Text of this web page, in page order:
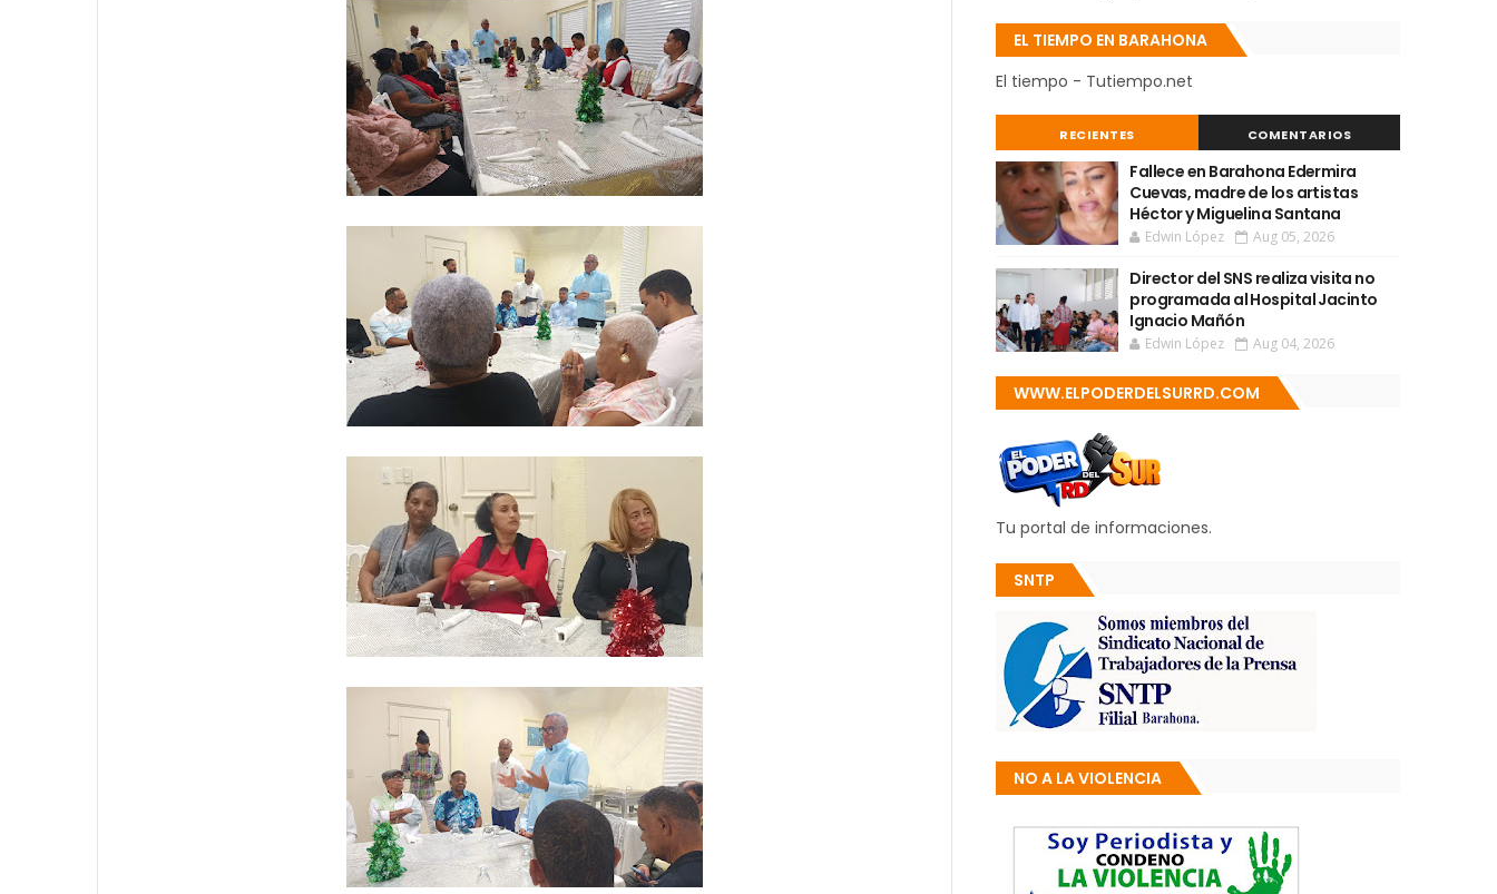
EL TIEMPO EN BARAHONA
El tiempo - Tutiempo.net
RECIENTES COMENTARIOS
Fallece en Barahona Edermira
Cuevas, madre de los artistas
Héctor y Miguelina Santana
Edwin López Aug 05, 2026
Director del SNS realiza visita no
programada al Hospital Jacinto
Ignacio Mañón
Edwin López Aug 04, 2026
WWW.ELPODERDELSURRD.COM
Tu portal de informaciones.
SNTP
NO A LA VIOLENCIA